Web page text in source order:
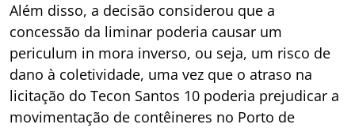
Além disso, a decisão considerou que a
concessão da liminar poderia causar um
periculum in mora inverso, ou seja, um risco de
dano à coletividade, uma vez que o atraso na
licitação do Tecon Santos 10 poderia prejudicar a
movimentação de contêineres no Porto de